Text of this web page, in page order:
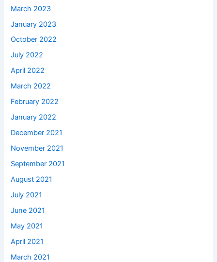
March 2023
January 2023
October 2022
July 2022
April 2022
March 2022
February 2022
January 2022
December 2021
November 2021
September 2021
August 2021
July 2021
June 2021
May 2021
April 2021
March 2021